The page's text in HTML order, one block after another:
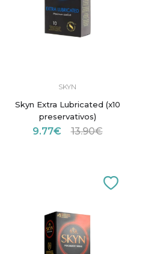
SKYN
Skyn Extra Lubricated (x10
preservativos)
9.77€ 13.90€